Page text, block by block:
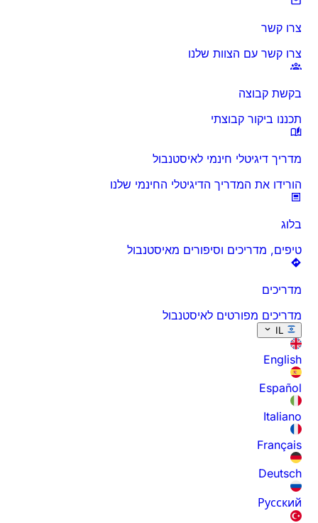
צרו קשר
צרו קשר עם הצוות שלנו
בקשת קבוצה
תכננו ביקור קבוצתי
מדריך דיגיטלי חינמי לאיסטנבול
הורידו את המדריך הדיגיטלי החינמי שלנו
בלוג
טיפים, מדריכים וסיפורים מאיסטנבול
מדריכים
מדריכים מפורטים לאיסטנבול
IL
English
Español
Italiano
Français
Deutsch
Русский